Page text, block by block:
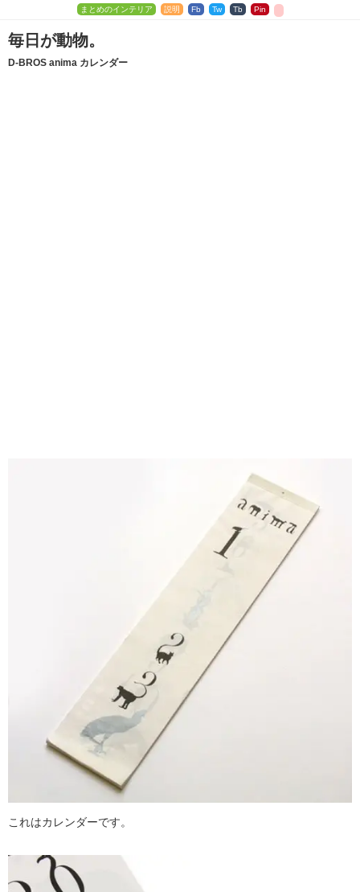
まとめのインテリア 説明 Fb Tw Tb Pin
毎日が動物。
D-BROS anima カレンダー
これはカレンダーです。